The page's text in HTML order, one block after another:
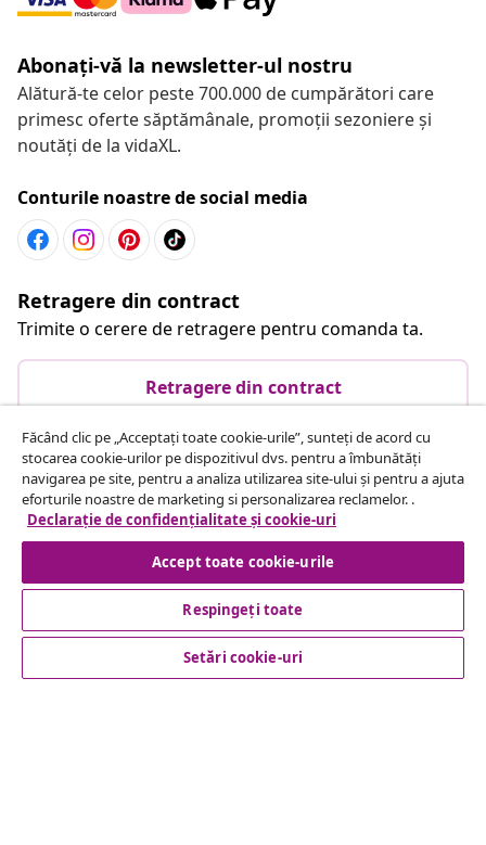
Abonați-vă la newsletter-ul nostru
Alătură-te celor peste 700.000 de cumpărători care
primesc oferte săptămânale, promoții sezoniere și
noutăți de la vidaXL.
Conturile noastre de social media
Retragere din contract
Trimite o cerere de retragere pentru comanda ta.
Retragere din contract
Serviciu clienți
Business
Descoperă mai multe
Făcând clic pe „Acceptați toate cookie-urile”, sunteți de acord cu
stocarea cookie-urilor pe dispozitivul dvs. pentru a îmbunătăți
navigarea pe site, pentru a analiza utilizarea site-ului și pentru a ajuta
eforturile noastre de marketing si personalizarea reclamelor. .
Declarație de confidențialitate și cookie-uri
Accept toate cookie-urile
Respingeți toate
Setări cookie-uri